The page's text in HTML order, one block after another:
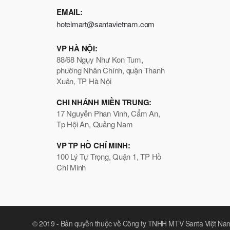
EMAIL:
hotelmart@santavietnam.com
VP HÀ NỘI:
88/68 Ngụy Như Kon Tum,
phường Nhân Chính, quận Thanh
Xuân, TP Hà Nội
CHI NHÁNH MIỀN TRUNG:
17 Nguyễn Phan Vinh, Cẩm An,
Tp Hội An, Quảng Nam
VP TP HỒ CHÍ MINH:
100 Lý Tự Trọng, Quận 1, TP Hồ
Chí Minh
© 2019 - Bản quyền thuộc về Công ty TNHH MTV Santa Việt